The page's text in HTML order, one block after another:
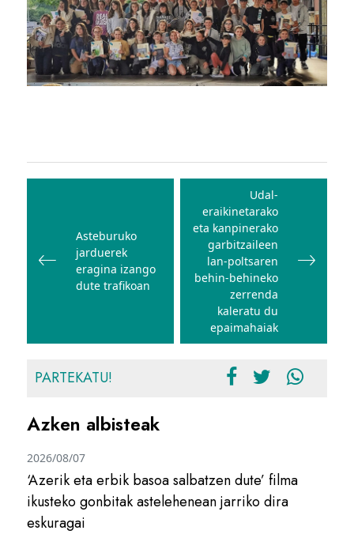
Bidalketetan
Asteburuko
jarduerek
eragina izango
dute trafikoan
Udal-
eraikinetarako
eta kanpinerako
garbitzaileen
lan-poltsaren
behin-behineko
zerrenda
kaleratu du
epaimahaiak
PARTEKATU!
Azken albisteak
‘Azerik eta erbik basoa salbatzen dute’ filma
ikusteko gonbitak astelehenean jarriko dira
eskuragai
2026/08/07